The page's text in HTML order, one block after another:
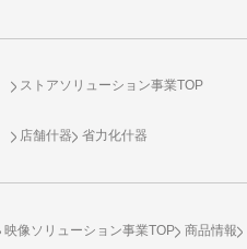
ストアソリューション事業TOP
店舗什器 省力化什器
映像ソリューション事業TOP 商品情報